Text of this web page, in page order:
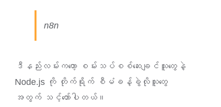
n8n
ဒီနည်းလမ်းကတော့ စမ်းသပ်စစ်ဆေးချင်သူတွေနဲ့
Node.js ကို တိုက်ရိုက် စီမံခန့်ခွဲလိုသူတွေ
အတွက် သင့်တော်ပါတယ်။